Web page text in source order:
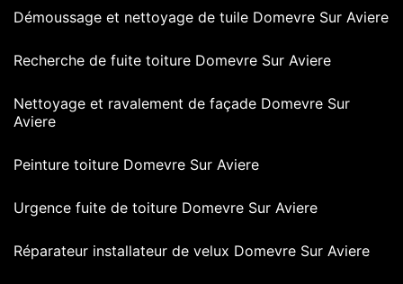
Démoussage et nettoyage de tuile Domevre Sur Aviere
Recherche de fuite toiture Domevre Sur Aviere
Nettoyage et ravalement de façade Domevre Sur
Aviere
Peinture toiture Domevre Sur Aviere
Urgence fuite de toiture Domevre Sur Aviere
Réparateur installateur de velux Domevre Sur Aviere